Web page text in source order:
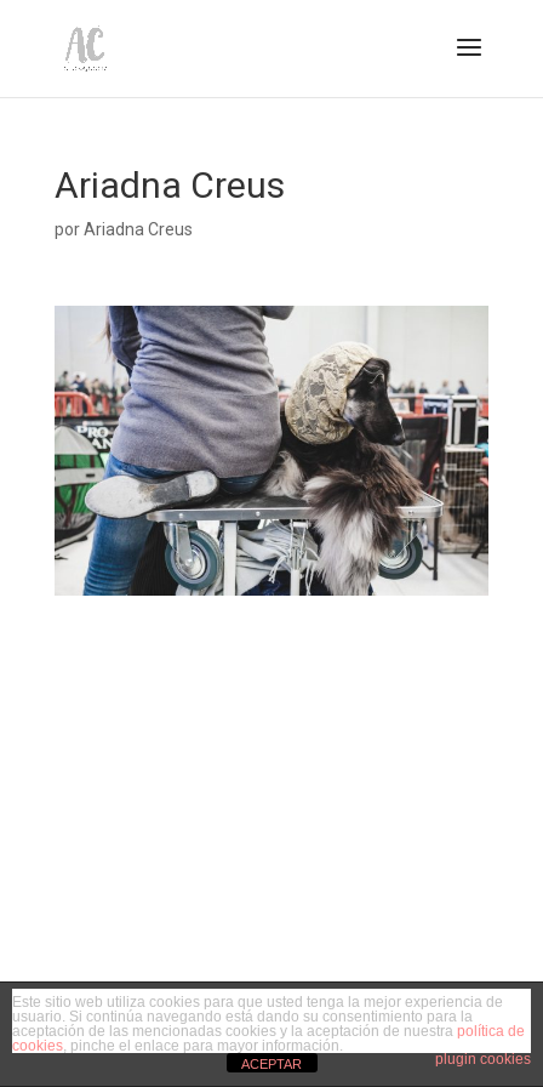
Ariadna Creus
porAriadna Creus
Este sitio web utiliza cookies para que usted tenga la mejor experiencia de
usuario. Si continúa navegando está dando su consentimiento para la
aceptación de las mencionadas cookies y la aceptación de nuestra política de
cookies, pinche el enlace para mayor información.
plugin cookies
ACEPTAR